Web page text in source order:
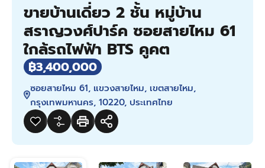
ขายบ้านเดี่ยว 2 ชั้น หมู่บ้าน
สราญวงศ์ปาร์ค ซอยสายไหม 61
ใกล้รถไฟฟ้า BTS คูคต
฿3,400,000
ซอยสายไหม 61, แขวงสายไหม, เขตสายไหม,
กรุงเทพมหานคร, 10220, ประเทศไทย